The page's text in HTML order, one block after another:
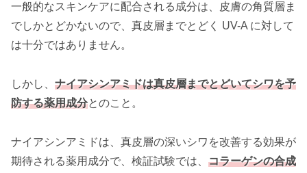
一般的なスキンケアに配合される成分は、皮膚の角質層ま
でしかとどかないので、真皮層までとどく UV-A に対して
は十分ではありません。
しかし、 ナイアシンアミドは真皮層までとどいてシワを予
防する薬用成分とのこと。
ナイアシンアミドは、真皮層の深いシワを改善する効果が
期待される薬用成分で、検証試験では、 コラーゲンの合成